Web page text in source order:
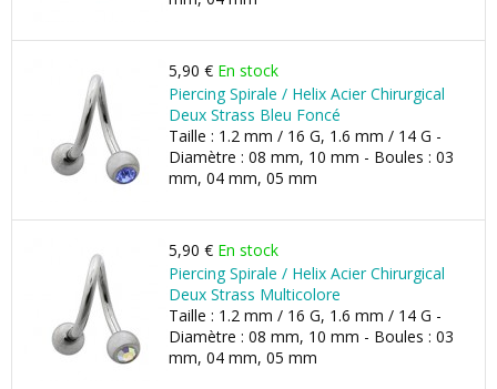
5,90 € En stock
Piercing Spirale / Helix Acier Chirurgical
Deux Strass Bleu Foncé
Taille : 1.2 mm / 16 G, 1.6 mm / 14 G -
Diamètre : 08 mm, 10 mm - Boules : 03
mm, 04 mm, 05 mm
5,90 € En stock
Piercing Spirale / Helix Acier Chirurgical
Deux Strass Multicolore
Taille : 1.2 mm / 16 G, 1.6 mm / 14 G -
Diamètre : 08 mm, 10 mm - Boules : 03
mm, 04 mm, 05 mm